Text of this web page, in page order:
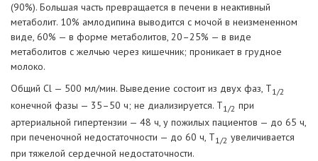
(90%). Большая часть превращается в печени в неактивный
метаболит. 10% амлодипина выводится с мочой в неизмененном
виде, 60% — в форме метаболитов, 20–25% — в виде
метаболитов с желчью через кишечник; проникает в грудное
молоко.
Общий Cl — 500 мл/мин. Выведение состоит из двух фаз, Т1/2
конечной фазы — 35–50 ч; не диализируется. Т1/2 при
артериальной гипертензии — 48 ч, у пожилых пациентов — до 65 ч,
при печеночной недостаточности — до 60 ч, Т1/2 увеличивается
при тяжелой сердечной недостаточности.